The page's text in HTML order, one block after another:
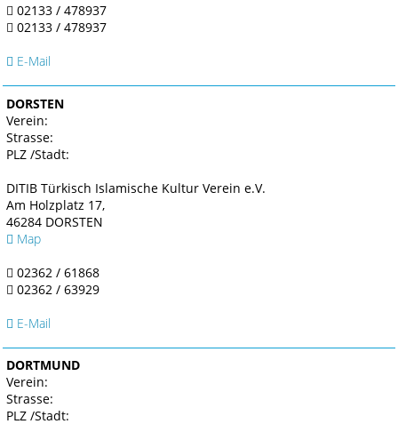
02133 / 478937
02133 / 478937
E-Mail
DORSTEN
Verein:
Strasse:
PLZ /Stadt:
DITIB Türkisch Islamische Kultur Verein e.V.
Am Holzplatz 17,
46284 DORSTEN
Map
02362 / 61868
02362 / 63929
E-Mail
DORTMUND
Verein:
Strasse:
PLZ /Stadt: